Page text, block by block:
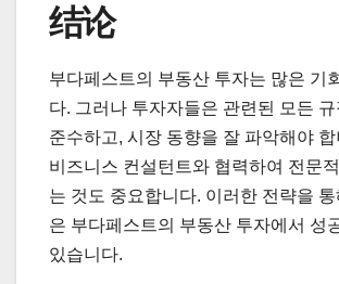
结论
부다페스트의 부동산 투자는 많은 기
다. 그러나 투자자들은 관련된 모든
준수하고, 시장 동향을 잘 파악해야 합
비즈니스 컨설턴트와 협력하여 전문
는 것도 중요합니다. 이러한 전략을
은 부다페스트의 부동산 투자에서 성
있습니다.